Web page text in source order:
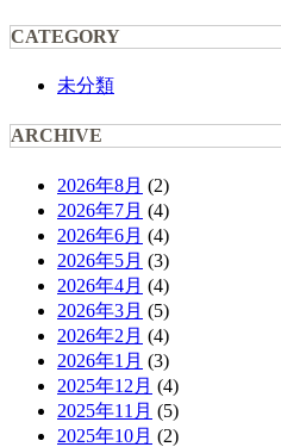
CATEGORY
未分類
ARCHIVE
2026年8月 (2)
2026年7月 (4)
2026年6月 (4)
2026年5月 (3)
2026年4月 (4)
2026年3月 (5)
2026年2月 (4)
2026年1月 (3)
2025年12月 (4)
2025年11月 (5)
2025年10月 (2)